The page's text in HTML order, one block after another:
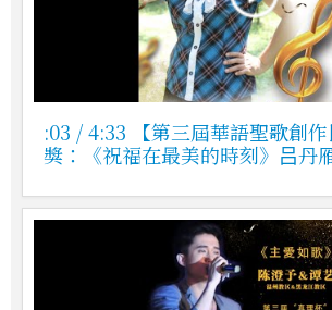
:03 / 4:33 【第三屆華語聖歌創
獎：《祝福在最美的時刻》吕丹